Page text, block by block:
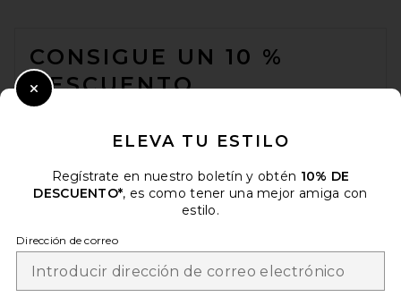
CONSIGUE UN 10 %
DESCUENTO
electrónico. Puede retirarse en cualquier momento.
Email Address
ELEVA TU ESTILO
Regístrate en nuestro boletín y obtén 10% DE
DESCUENTO*, es como tener una mejor amiga con
estilo.
Dirección de correo
Close Modal